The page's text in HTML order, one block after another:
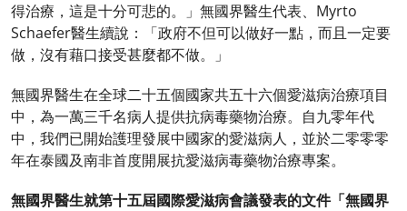
得治療，這是十分可悲的。」無國界醫生代表、Myrto
Schaefer醫生續說：「政府不但可以做好一點，而且一定要
做，沒有藉口接受甚麼都不做。」
無國界醫生在全球二十五個國家共五十六個愛滋病治療項目
中，為一萬三千名病人提供抗病毒藥物治療。自九零年代
中，我們已開始護理發展中國家的愛滋病人，並於二零零零
年在泰國及南非首度開展抗愛滋病毒藥物治療專案。
無國界醫生就第十五屆國際愛滋病會議發表的文件「無國界